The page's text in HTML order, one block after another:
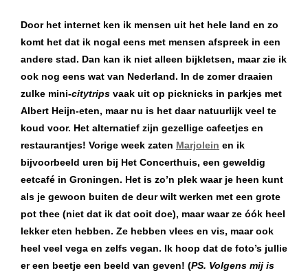
Door het internet ken ik mensen uit het hele land en zo
komt het dat ik nogal eens met mensen afspreek in een
andere stad. Dan kan ik niet alleen bijkletsen, maar zie ik
ook nog eens wat van Nederland. In de zomer draaien
zulke mini-citytrips vaak uit op picknicks in parkjes met
Albert Heijn-eten, maar nu is het daar natuurlijk veel te
koud voor. Het alternatief zijn gezellige cafeetjes en
restaurantjes! Vorige week zaten Marjolein en ik
bijvoorbeeld uren bij Het Concerthuis, een geweldig
eetcafé in Groningen. Het is zo’n plek waar je heen kunt
als je gewoon buiten de deur wilt werken met een grote
pot thee (niet dat ik dat ooit doe), maar waar ze óók heel
lekker eten hebben. Ze hebben vlees en vis, maar ook
heel veel vega en zelfs vegan. Ik hoop dat de foto’s jullie
er een beetje een beeld van geven! (PS. Volgens mij is